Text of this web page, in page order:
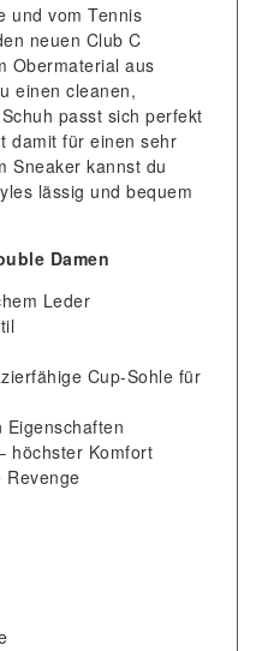
und vom Tennis
neuen Club C
Obermaterial aus
einen cleanen,
passt sich perfekt
damit für einen sehr
Sneaker kannst du
lässig und bequem
Damen
Leder
Cup-Sohle für
Eigenschaften
höchster Komfort
Revenge